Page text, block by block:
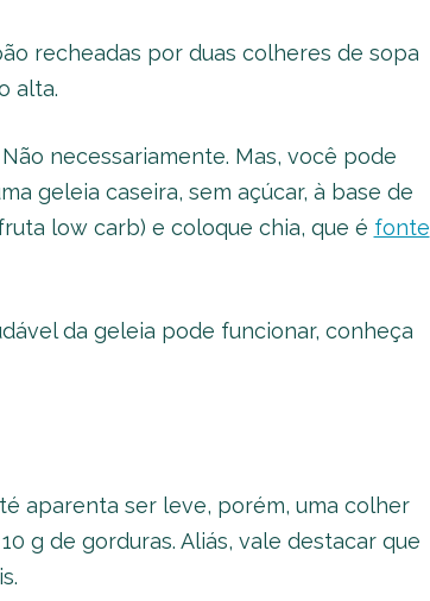
recheadas por duas colheres de sopa
alta.
necessariamente. Mas, você pode
geleia caseira, sem açúcar, à base de
low carb) e coloque chia, que é fonte
da geleia pode funcionar, conheça
aparenta ser leve, porém, uma colher
g de gorduras. Aliás, vale destacar que